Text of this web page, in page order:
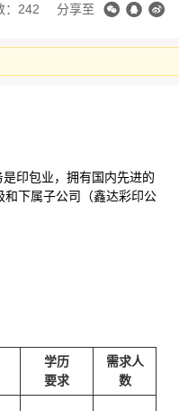
：242 分享至
印包业，拥有国内先进的
下属子公司（鑫达彩印公
学历
要求
需求人
数